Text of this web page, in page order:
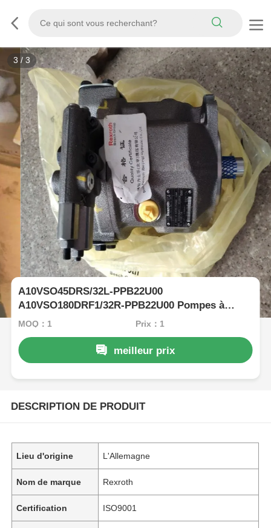
3 / 3
A10VSO45DRS/32L-PPB22U00
A10VSO180DRF1/32R-PPB22U00 Pompes à
piston à déplacement variable à rétroth
MOQ：1 Prix：1
meilleur prix
DESCRIPTION DE PRODUIT
Lieu d'origine L'Allemagne
Nom de marque Rexroth
Certification ISO9001